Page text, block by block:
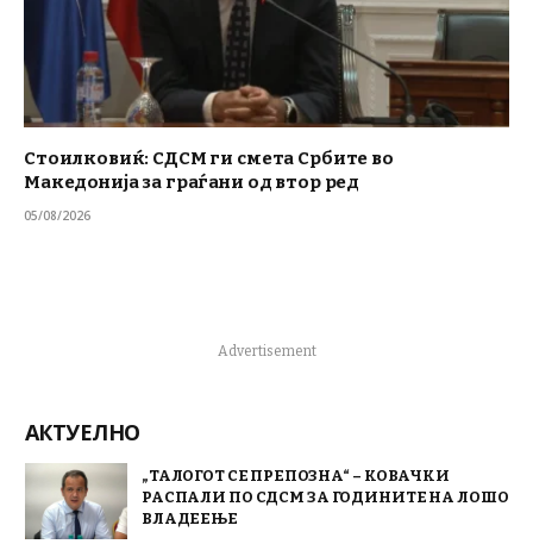
Стоилковиќ: СДСМ ги смета Србите во
Македонија за граѓани од втор ред
05/08/2026
Advertisement
АКТУЕЛНО
„ТАЛОГОТ СЕ ПРЕПОЗНА“ – КОВАЧКИ
РАСПАЛИ ПО СДСМ ЗА ГОДИНИТЕ НА ЛОШО
ВЛАДЕЕЊЕ